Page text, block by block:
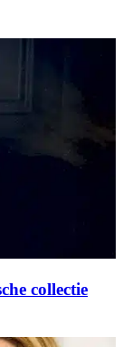
collectie